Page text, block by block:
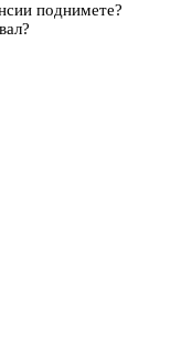
поднимете?